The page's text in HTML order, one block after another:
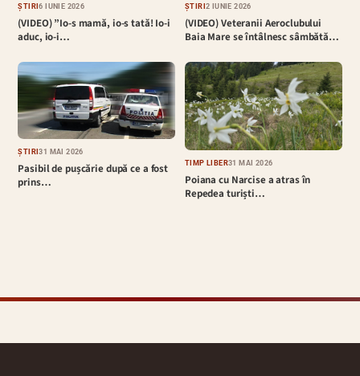
ȘTIRI6 IUNIE 2026
(VIDEO) ”Io-s mamă, io-s tată! Io-i
aduc, io-i…
ȘTIRI2 IUNIE 2026
(VIDEO) Veteranii Aeroclubului
Baia Mare se întâlnesc sâmbătă…
ȘTIRI31 MAI 2026
Pasibil de pușcărie după ce a fost
prins…
TIMP LIBER31 MAI 2026
Poiana cu Narcise a atras în
Repedea turiști…